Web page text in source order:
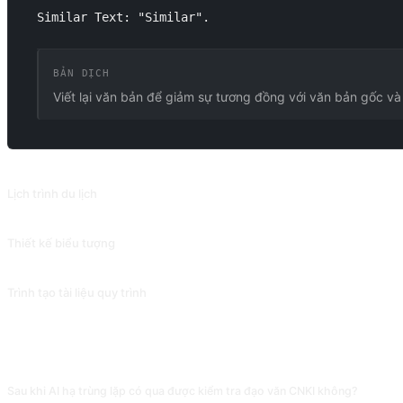
Similar Text: "Similar".
BẢN DỊCH
Viết lại văn bản để giảm sự tương đồng với văn bản gốc